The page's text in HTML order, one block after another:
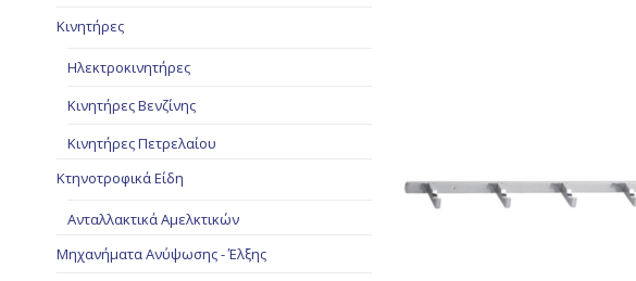
Κινητήρες
Ηλεκτροκινητήρες
Κινητήρες Βενζίνης
Κινητήρες Πετρελαίου
Κτηνοτροφικά Είδη
Ανταλλακτικά Αμελκτικών
Μηχανήματα Ανύψωσης - Έλξης